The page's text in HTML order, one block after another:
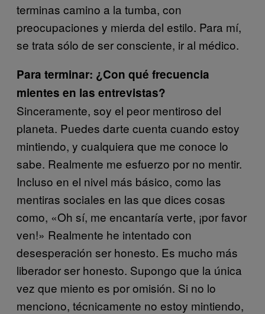
terminas camino a la tumba, con
preocupaciones y mierda del estilo. Para mí,
se trata sólo de ser consciente, ir al médico.
Para terminar: ¿Con qué frecuencia
mientes en las entrevistas?
Sinceramente, soy el peor mentiroso del
planeta. Puedes darte cuenta cuando estoy
mintiendo, y cualquiera que me conoce lo
sabe. Realmente me esfuerzo por no mentir.
Incluso en el nivel más básico, como las
mentiras sociales en las que dices cosas
como, «Oh sí, me encantaría verte, ¡por favor
ven!» Realmente he intentado con
desesperación ser honesto. Es mucho más
liberador ser honesto. Supongo que la única
vez que miento es por omisión. Si no lo
menciono, técnicamente no estoy mintiendo,